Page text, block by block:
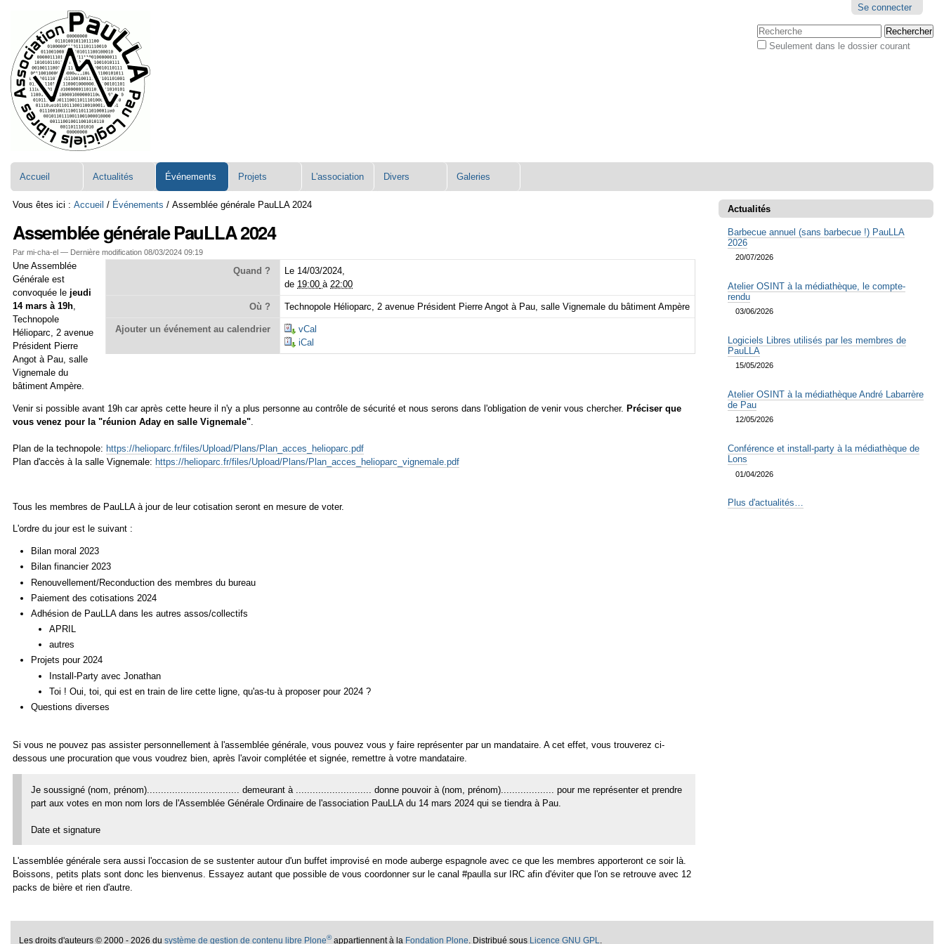
contenu.
Aller
à
la
navigation
personnels
Se connecter
Chercher par
Seulement dans le dossier courant
Accueil Actualités Événements Projets L'association Divers Galeries
Vous êtes ici : Accueil / Événements /Assemblée générale PauLLA 2024
Assemblée générale PauLLA 2024
Par mi-cha-el — Dernière modification 08/03/2024 09:19
Quand ?
Le 14/03/2024,
de 19:00 à22:00
Où ? Technopole Hélioparc, 2 avenue Président Pierre Angot à Pau, salle Vignemale du bâtiment Ampère
Ajouter un événement au calendrier
vCal
iCal
Une Assemblée
Générale est
convoquée le jeudi
14 mars à 19h,
Technopole
Hélioparc, 2 avenue
Président Pierre
Angot à Pau, salle
Vignemale du
bâtiment Ampère.
Venir si possible avant 19h car après cette heure il n'y a plus personne au contrôle de sécurité et nous serons dans l'obligation de venir vous chercher. Préciser que
vous venez pour la "réunion Aday en salle Vignemale"
Plan de la technopole: https://helioparc.fr/files/Upload/Plans/Plan_acces_helioparc.pdf
Plan d'accès à la salle Vignemale: https://helioparc.fr/files/Upload/Plans/Plan_acces_helioparc_vignemale.pdf
Tous les membres de PauLLA à jour de leur cotisation seront en mesure de voter.
L'ordre du jour est le suivant :
Bilan moral 2023
Bilan financier 2023
Renouvellement/Reconduction des membres du bureau
Paiement des cotisations 2024
Adhésion de PauLLA dans les autres assos/collectifs
APRIL
autres
Projets pour 2024
Install-Party avec Jonathan
Toi ! Oui, toi, qui est en train de lire cette ligne, qu'as-tu à proposer pour 2024 ?
Questions diverses
Si vous ne pouvez pas assister personnellement à l'assemblée générale, vous pouvez vous y faire représenter par un mandataire. A cet effet, vous trouverez ci-
dessous une procuration que vous voudrez bien, après l'avoir complétée et signée, remettre à votre mandataire.
Je soussigné (nom, prénom)................................. demeurant à ........................... donne pouvoir à (nom, prénom)................... pour me représenter et prendre
part aux votes en mon nom lors de l'Assemblée Générale Ordinaire de l'association PauLLA du 14 mars 2024 qui se tiendra à Pau.
Date et signature
L'assemblée générale sera aussi l'occasion de se sustenter autour d'un buffet improvisé en mode auberge espagnole avec ce que les membres apporteront ce soir là.
Boissons, petits plats sont donc les bienvenus. Essayez autant que possible de vous coordonner sur le canal #paulla sur IRC afin d'éviter que l'on se retrouve avec 12
packs de bière et rien d'autre.
Actualités
Barbecue annuel (sans barbecue !) PauLLA
2026
20/07/2026
Atelier OSINT à la médiathèque, le compte-
rendu
03/06/2026
Logiciels Libres utilisés par les membres de
PauLLA
15/05/2026
Atelier OSINT à la médiathèque André Labarrère
de Pau
12/05/2026
Conférence et install-party à la médiathèque de
Lons
01/04/2026
Plus d'actualités…
Les droits d'auteurs© 2000 - 2026 dusystème de gestion de contenu libre Plone®appartiennent à la Fondation Plone. Distribué sous Licence GNU GPL.